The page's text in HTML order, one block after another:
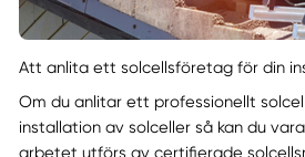
Att anlita ett solcellsföretag för din
Om du anlitar ett professionellt
installation av solceller så kan du
arbetet utförs av certifierade